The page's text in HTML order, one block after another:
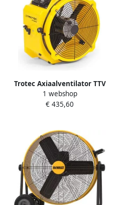
Trotec Axiaalventilator TTV
4500 S | 5000m³ u
TRO11089
1 webshop
€ 435,60